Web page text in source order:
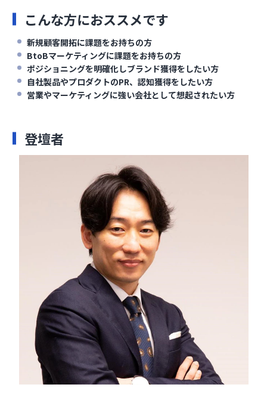
こんな方におススメです
新規顧客開拓に課題をお持ちの方
BtoBマーケティングに課題をお持ちの方
ポジショニングを明確化しブランド獲得をしたい方
自社製品やプロダクトのPR、認知獲得をしたい方
営業やマーケティングに強い会社として想起されたい​方
登壇者